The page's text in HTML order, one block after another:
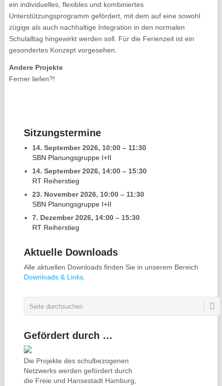
ein individuelles, flexibles und kombiniertes
Unterstützungsprogramm gefördert, mit dem auf eine sowohl
zügige als auch nachhaltige Integration in den normalen
Schulalltag hingewirkt werden soll. Für die Ferienzeit ist ein
gesondertes Konzept vorgesehen.
Andere Projekte
Ferner liefen?!
Sitzungstermine
14. September 2026, 10:00 – 11:30
SBN Planungsgruppe I+II
14. September 2026, 14:00 – 15:30
RT Reiherstieg
23. November 2026, 10:00 – 11:30
SBN Planungsgruppe I+II
7. Dezember 2026, 14:00 – 15:30
RT Reiherstieg
Aktuelle Downloads
Alle aktuellen Downloads finden Sie in unserem Bereich
Downloads & Links.
Gefördert durch …
Die Projekte des schulbezogenen
Netzwerks werden gefördert durch
die Freie und Hansestadt Hamburg,